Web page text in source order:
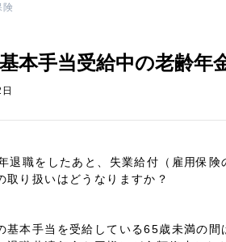
険
本手当受給中の老齢年
退職をしたあと、失業給付（雇用保
取り扱いはどうなりますか？
基本手当を受給している65歳未満の